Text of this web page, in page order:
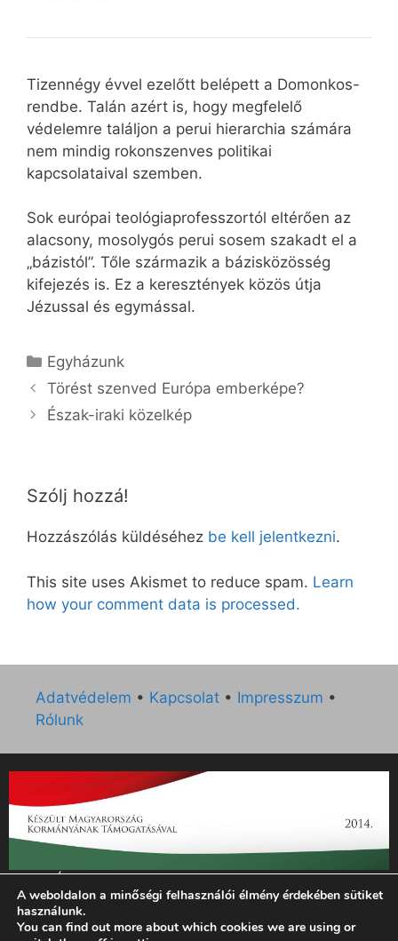
Tizennégy évvel ezelőtt belépett a Domonkos-
rendbe. Talán azért is, hogy megfelelő
védelemre találjon a perui hierarchia számára
nem mindig rokonszenves politikai
kapcsolataival szemben.
Sok európai teológiaprofesszortól eltérően az
alacsony, mosolygós perui sosem szakadt el a
„bázistól”. Tőle származik a bázisközösség
kifejezés is. Ez a keresztények közös útja
Jézussal és egymással.
Kategória
Egyházunk
Törést szenved Európa emberképe?
Észak-iraki közelkép
Szólj hozzá!
Hozzászólás küldéséhez be kell jelentkezni.
This site uses Akismet to reduce spam. Learn
how your comment data is processed.
Adatvédelem • Kapcsolat • Impresszum •
Rólunk
„Az Új Ember katolikus hetilap 2014. évi működésének
támogatását az EGYH-KCP-14-P-0121 sz. támogatási
szerződés keretében 3 000 000 Ft összegben támogatta az
A weboldalon a minőségi felhasználói élmény érdekében sütiket
használunk.
You can find out more about which cookies we are using or